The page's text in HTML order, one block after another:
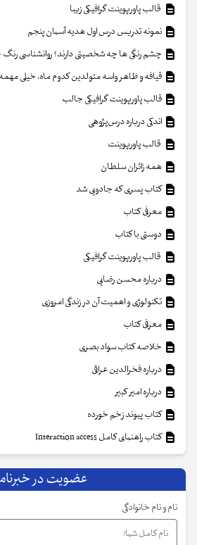
قالب پاورپوینت گرافیکی زیبا
نمونه تدریس درس اول هدیه آسمان پنجم
چشم رنگی ها چه شخصیتی دارند؟ روانشناسی
قیافه و ظاهر واسه متولدین کدوم ماه، خیلی
قالب پاورپوینت گرافیکی جالب
اندکی درباره درس‌پژوهی
قالب پاورپوینت
همه زائران سلطان
کتاب پسری که جادویی شد
معرفی کتاب
دوستی با کتاب
قالب پاورپوینت گرافیکی
درباره محسن رضایی
تکنولوژی و اهمیت آن در زندگی امروزی
معرفی کتاب
خلاصه کتاب سواد بصری
درباره فخرالدین عراقی
درباره امیر کبیر
کتاب پیوند زخم خورده
کتاب راهنمای کامل Interaction access
عضویت در
نام و نام خانوادگی